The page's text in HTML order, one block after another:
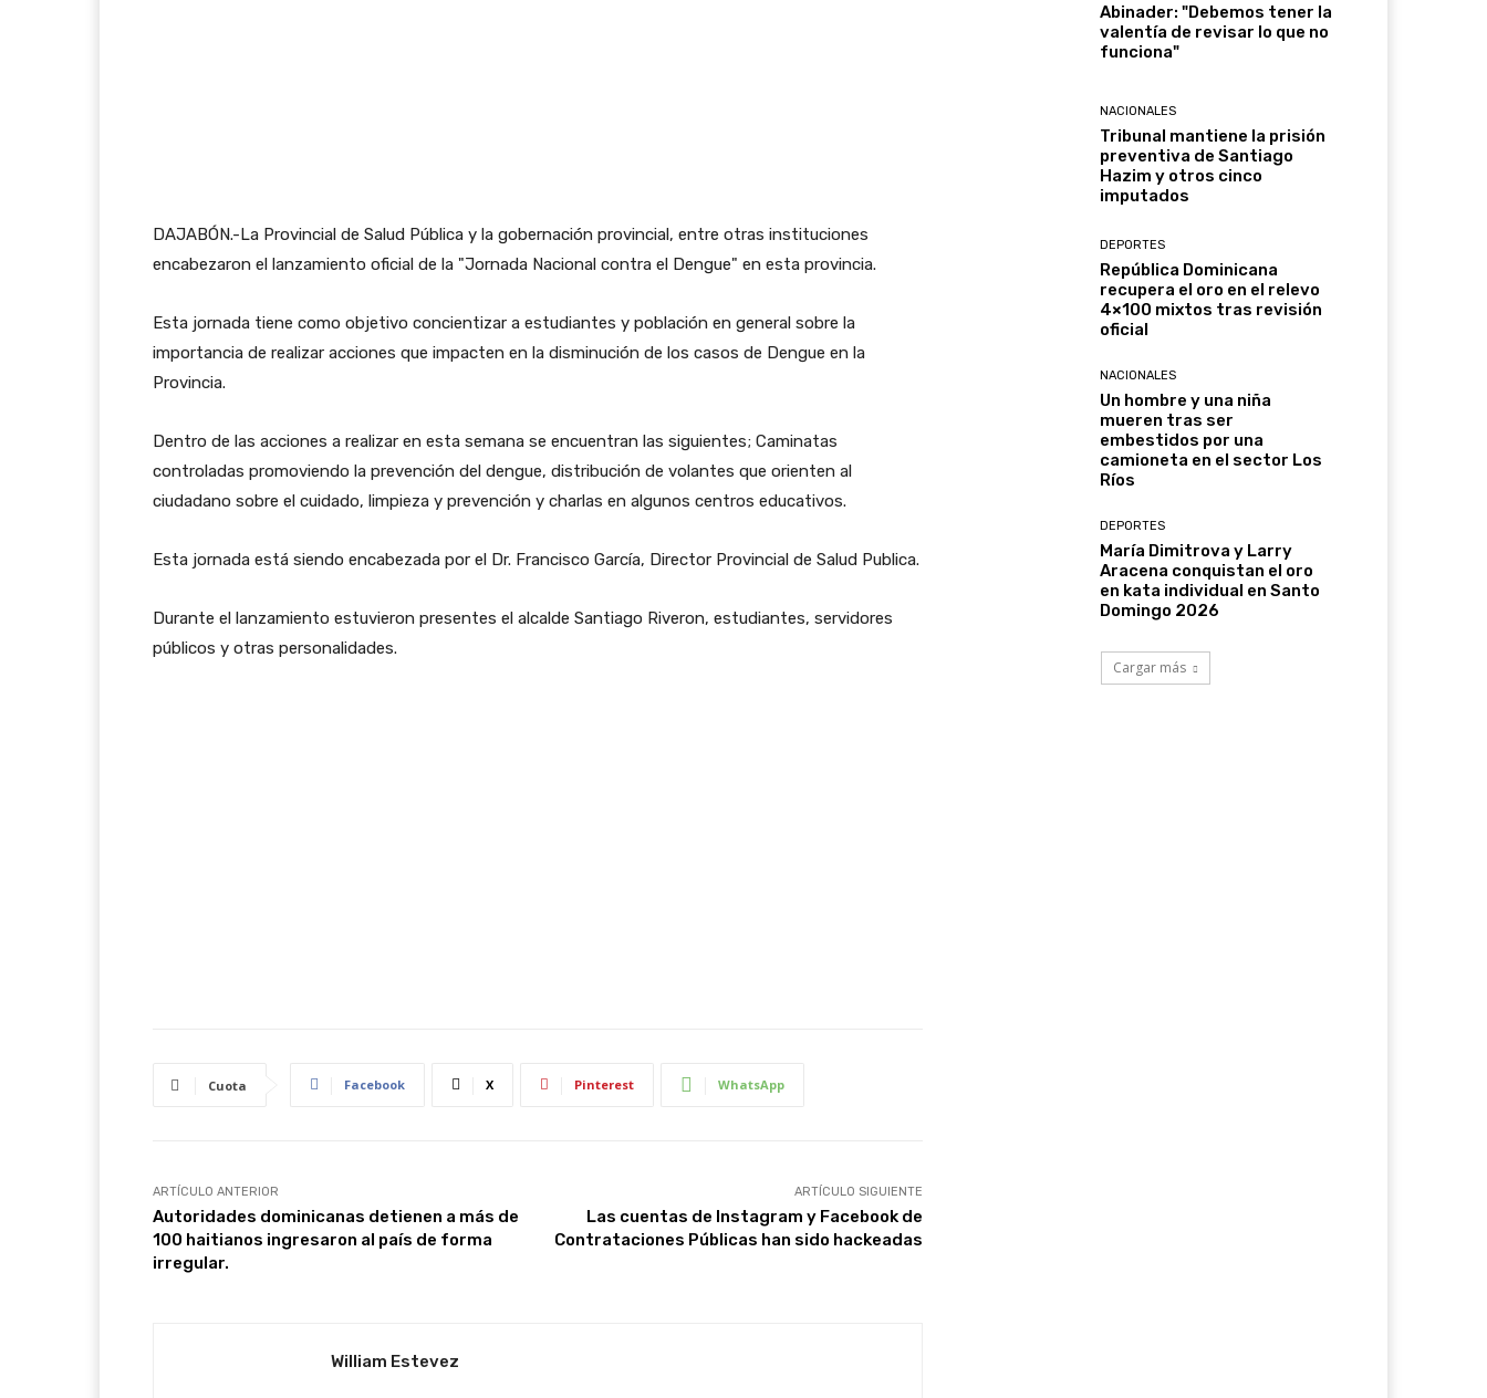
DAJABÓN.-La Provincial de Salud Pública y la gobernación provincial, entre otras instituciones
encabezaron el lanzamiento oficial de la "Jornada Nacional contra el Dengue" en esta provincia.
Esta jornada tiene como objetivo concientizar a estudiantes y población en general sobre la
importancia de realizar acciones que impacten en la disminución de los casos de Dengue en la
Provincia.
Dentro de las acciones a realizar en esta semana se encuentran las siguientes; Caminatas
controladas promoviendo la prevención del dengue, distribución de volantes que orienten al
ciudadano sobre el cuidado, limpieza y prevención y charlas en algunos centros educativos.
Esta jornada está siendo encabezada por el Dr. Francisco García, Director Provincial de Salud Publica.
Durante el lanzamiento estuvieron presentes el alcalde Santiago Riveron, estudiantes, servidores
públicos y otras personalidades.
Cuota Facebook X Pinterest WhatsApp
ARTÍCULO ANTERIOR
Autoridades dominicanas detienen a más de
100 haitianos ingresaron al país de forma
irregular.
ARTÍCULO SIGUIENTE
Las cuentas de Instagram y Facebook de
Contrataciones Públicas han sido hackeadas
William Estevez
Abinader: "Debemos tener la
valentía de revisar lo que no
funciona"
NACIONALES
Tribunal mantiene la prisión
preventiva de Santiago
Hazim y otros cinco
imputados
DEPORTES
República Dominicana
recupera el oro en el relevo
4×100 mixtos tras revisión
oficial
NACIONALES
Un hombre y una niña
mueren tras ser
embestidos por una
camioneta en el sector Los
Ríos
DEPORTES
María Dimitrova y Larry
Aracena conquistan el oro
en kata individual en Santo
Domingo 2026
Cargar más